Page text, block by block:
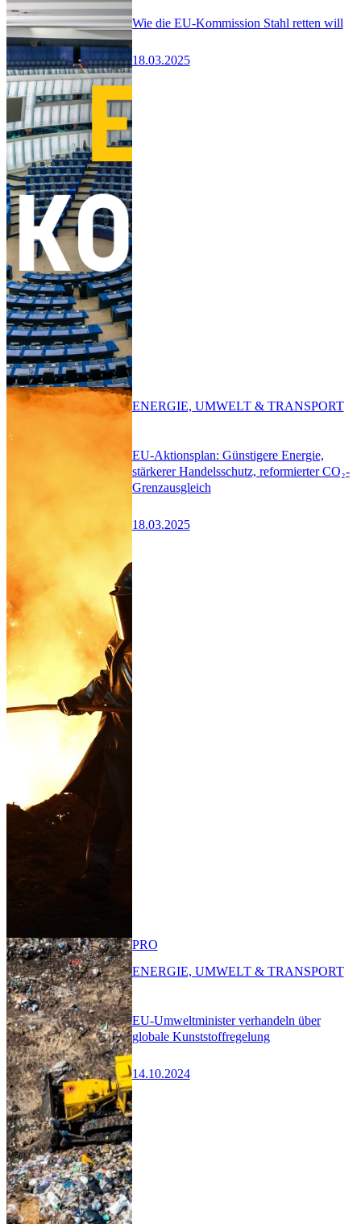
Wie die EU-Kommission Stahl retten will
18.03.2025
EU-Aktionsplan: Günstigere Energie,
stärkerer Handelsschutz, reformierter CO₂-
Grenzausgleich
18.03.2025
ENERGIE, UMWELT & TRANSPORT
EU-Umweltminister verhandeln über
globale Kunststoffregelung
14.10.2024
PRO
ENERGIE, UMWELT & TRANSPORT